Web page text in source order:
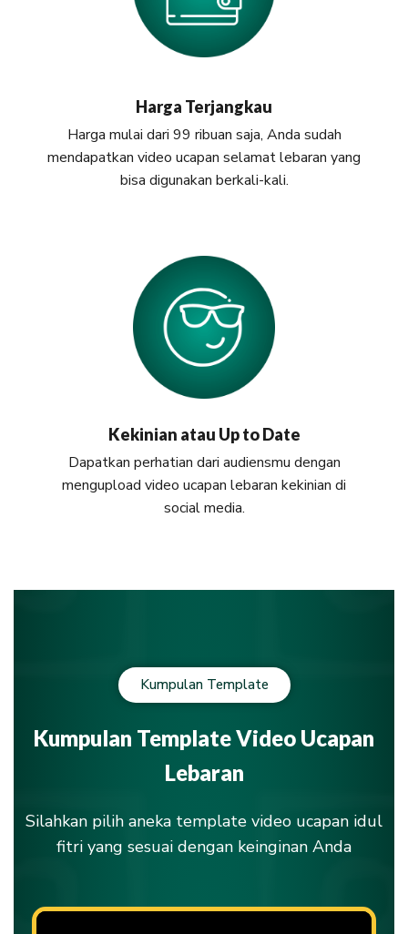
Harga Terjangkau
Harga mulai dari 99 ribuan saja, Anda sudah
mendapatkan video ucapan selamat lebaran yang
bisa digunakan berkali-kali.
Kekinian atau Up to Date
Dapatkan perhatian dari audiensmu dengan
mengupload video ucapan lebaran kekinian di
social media.
Kumpulan Template
Kumpulan Template Video Ucapan
Lebaran
Silahkan pilih aneka template video ucapan idul
fitri yang sesuai dengan keinginan Anda